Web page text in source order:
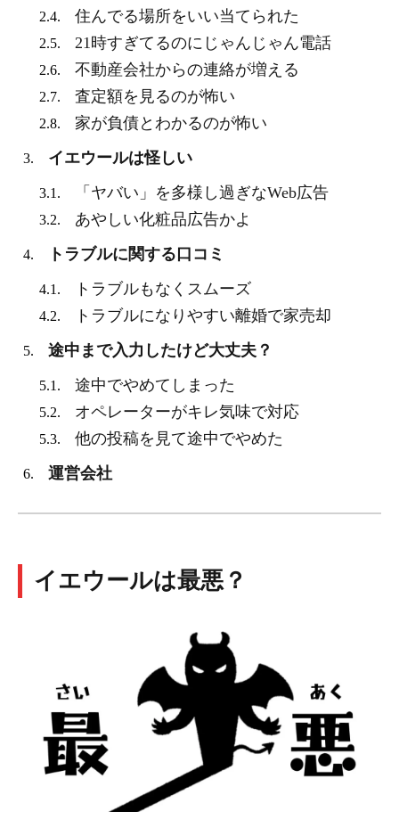
2.4. 住んでる場所をいい当てられた
2.5. 21時すぎてるのにじゃんじゃん電話
2.6. 不動産会社からの連絡が増える
2.7. 査定額を見るのが怖い
2.8. 家が負債とわかるのが怖い
3. イエウールは怪しい
3.1. 「ヤバい」を多様し過ぎなWeb広告
3.2. あやしい化粧品広告かよ
4. トラブルに関する口コミ
4.1. トラブルもなくスムーズ
4.2. トラブルになりやすい離婚で家売却
5. 途中まで入力したけど大丈夫？
5.1. 途中でやめてしまった
5.2. オペレーターがキレ気味で対応
5.3. 他の投稿を見て途中でやめた
6. 運営会社
イエウールは最悪？